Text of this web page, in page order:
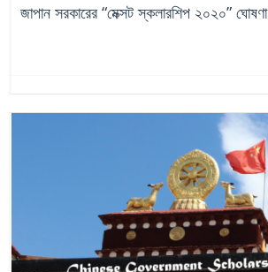
জাপান সরকারের “মেক্সট স্কলারশিপ ২০২০” ঘোষণা
জাপান